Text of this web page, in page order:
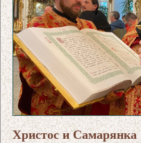
Христос и Самарянка